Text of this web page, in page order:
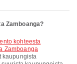
Zamboanga?
lento kohteesta
Zamboanga
kaupungista